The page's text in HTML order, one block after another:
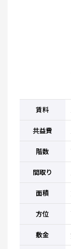
賃料
共益費
階数
間取り
面積
方位
敷金